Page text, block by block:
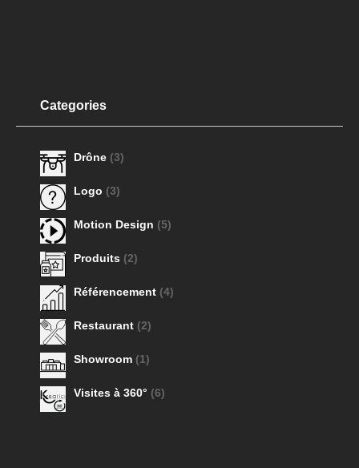
Categories
Drône (3)
Logo (3)
Motion Design (5)
Produits (2)
Référencement (4)
Restaurant (2)
Showroom (1)
Visites à 360° (6)